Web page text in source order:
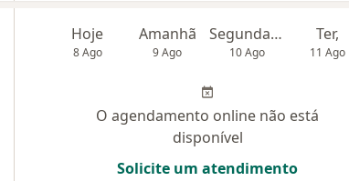
Hoje
8 Ago
Amanhã
9 Ago
Segunda-feira
10 Ago
Ter,
11 Ago
O agendamento online não está
disponível
Solicite um atendimento